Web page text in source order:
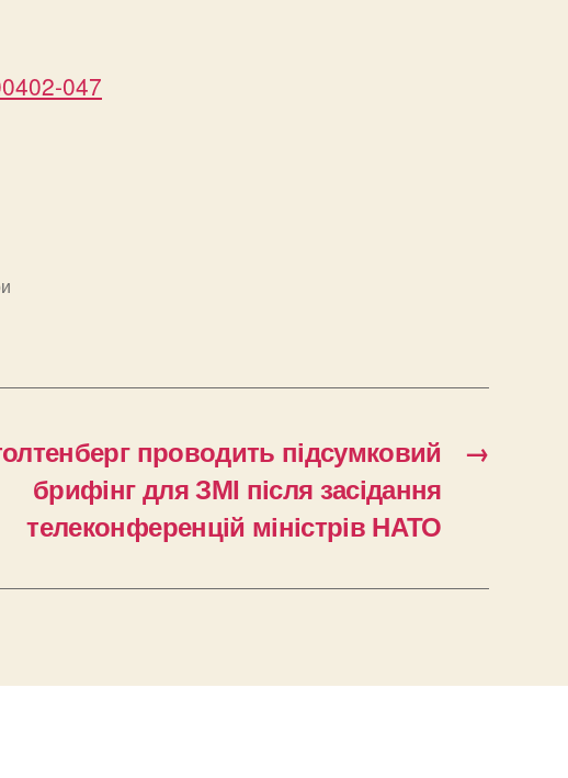
047
→
проводить підсумковий
брифінг для ЗМІ після засідання
телеконференцій міністрів НАТО